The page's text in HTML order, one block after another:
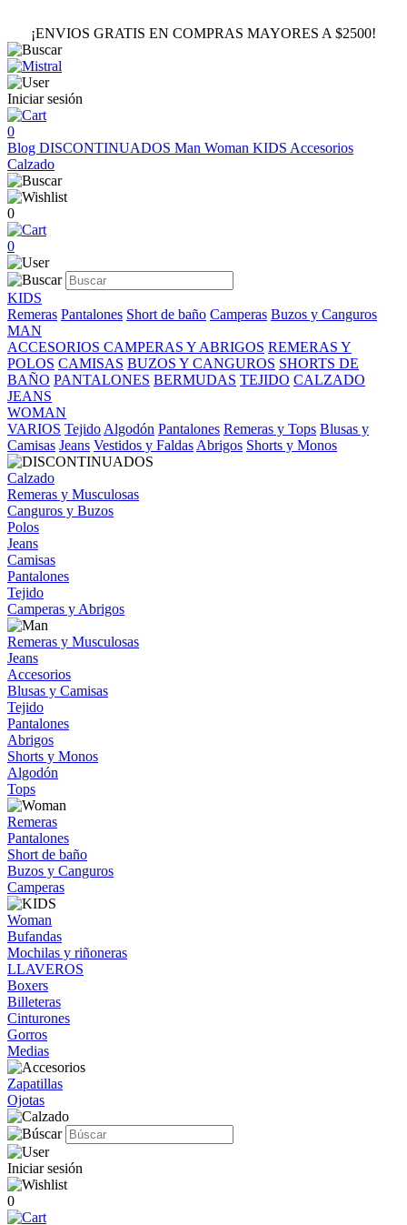
¡ENVIOS GRATIS EN COMPRAS MAYORES A $2500!
Iniciar sesión
0
Blog DISCONTINUADOS Man Woman KIDS Accesorios
Calzado
0
0
KIDS
Remeras Pantalones Short de baño Camperas Buzos y Canguros
MAN
ACCESORIOS CAMPERAS Y ABRIGOS REMERAS Y
POLOS CAMISAS BUZOS Y CANGUROS SHORTS DE
BAÑO PANTALONES BERMUDAS TEJIDO CALZADO
JEANS
WOMAN
VARIOS Tejido Algodón Pantalones Remeras y Tops Blusas y
Camisas Jeans Vestidos y Faldas Abrigos Shorts y Monos
Calzado
Remeras y Musculosas
Canguros y Buzos
Polos
Jeans
Camisas
Pantalones
Tejido
Camperas y Abrigos
Remeras y Musculosas
Jeans
Accesorios
Blusas y Camisas
Tejido
Pantalones
Abrigos
Shorts y Monos
Algodón
Tops
Remeras
Pantalones
Short de baño
Buzos y Canguros
Camperas
Woman
Bufandas
Mochilas y riñoneras
LLAVEROS
Boxers
Billeteras
Cinturones
Gorros
Medias
Zapatillas
Ojotas
Iniciar sesión
0